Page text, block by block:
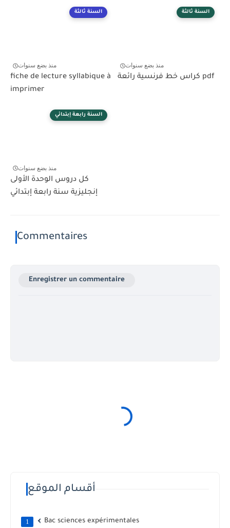
السنة ثالثة
منذ بضع سنوات
fiche de lecture syllabique à
imprimer
السنة ثالثة
منذ بضع سنوات
كراس خط فرنسية رائعة pdf
السنة رابعة إبتدائي
منذ بضع سنوات
كل دروس الوحدة الأولى
إنجليزية سنة رابعة إبتدائي
Commentaires
Enregistrer un commentaire
أقسام الموقع
Bac sciences expérimentales
1